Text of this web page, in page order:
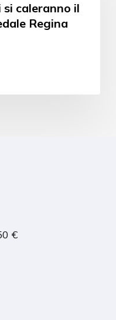
caleranno il
Regina
€